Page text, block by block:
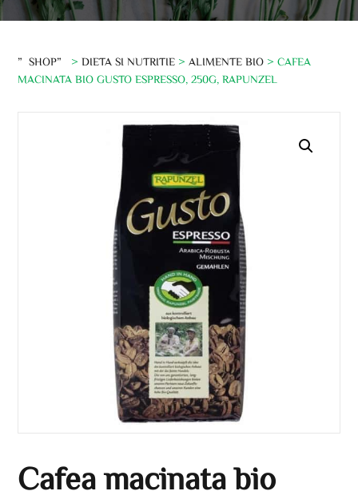
”SHOP” >DIETA SI NUTRITIE > ALIMENTE BIO > CAFEA
MACINATA BIO GUSTO ESPRESSO, 250G, RAPUNZEL
Cafea macinata bio